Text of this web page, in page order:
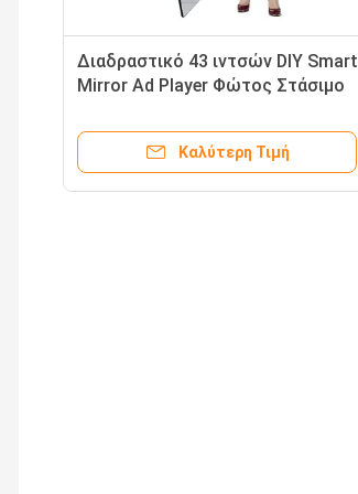
Διαδραστικό 43 ιντσών DIY Smart
Mirror Ad Player Φώτος Στάσιμο
Καλύτερη Τιμή